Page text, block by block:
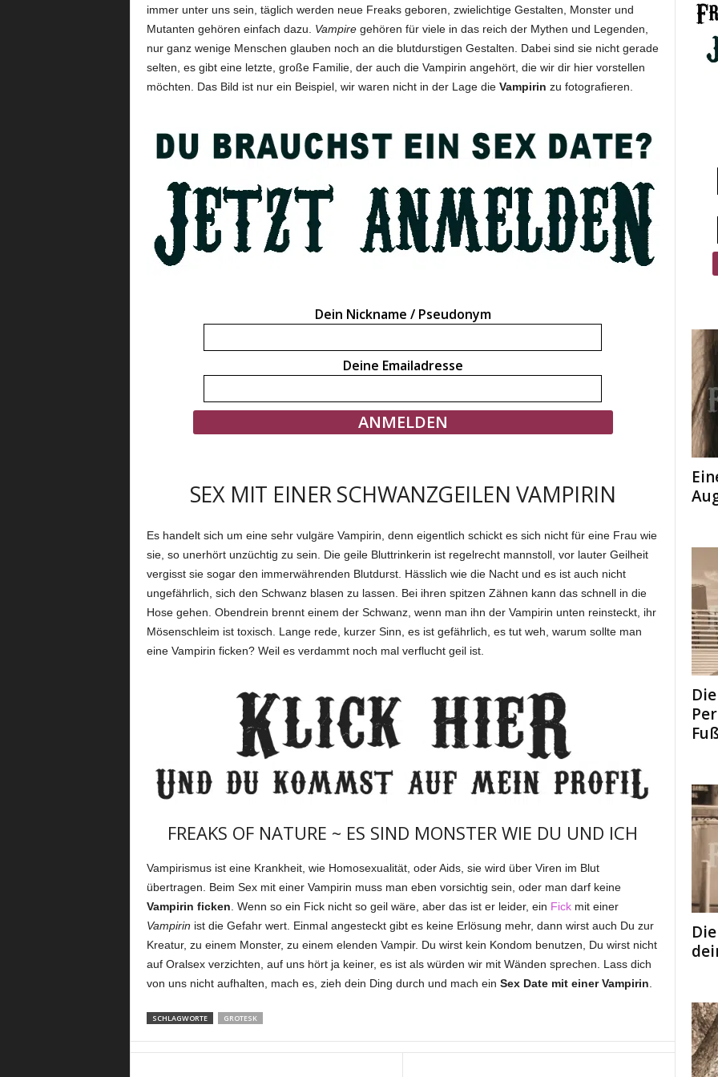
immer unter uns sein, täglich werden neue Freaks geboren, zwielichtige Gestalten, Monster und
Mutanten gehören einfach dazu. Vampiregehören für viele in das reich der Mythen und Legenden,
nur ganz wenige Menschen glauben noch an die blutdurstigen Gestalten. Dabei sind sie nicht gerade
selten, es gibt eine letzte, große Familie, der auch die Vampirin angehört, die wir dir hier vorstellen
möchten. Das Bild ist nur ein Beispiel, wir waren nicht in der Lage die Vampirin zu fotografieren.
Dein Nickname / Pseudonym
Deine Emailadresse
SEX MIT EINER SCHWANZGEILEN VAMPIRIN
Es handelt sich um eine sehr vulgäre Vampirin, denn eigentlich schickt es sich nicht für eine Frau wie
sie, so unerhört unzüchtig zu sein. Die geile Bluttrinkerin ist regelrecht mannstoll, vor lauter Geilheit
vergisst sie sogar den immerwährenden Blutdurst. Hässlich wie die Nacht und es ist auch nicht
ungefährlich, sich den Schwanz blasen zu lassen. Bei ihren spitzen Zähnen kann das schnell in die
Hose gehen. Obendrein brennt einem der Schwanz, wenn man ihn der Vampirin unten reinsteckt, ihr
Mösenschleim ist toxisch. Lange rede, kurzer Sinn, es ist gefährlich, es tut weh, warum sollte man
eine Vampirin ficken? Weil es verdammt noch mal verflucht geil ist.
FREAKS OF NATURE ~ ES SIND MONSTER WIE DU UND ICH
Vampirismus ist eine Krankheit, wie Homosexualität, oder Aids, sie wird über Viren im Blut
übertragen. Beim Sex mit einer Vampirin muss man eben vorsichtig sein, oder man darf keine
Vampirin ficken . Wenn so ein Fick nicht so geil wäre, aber das ist er leider, ein Fickmit einer
Vampirin ist die Gefahr wert. Einmal angesteckt gibt es keine Erlösung mehr, dann wirst auch Du zur
Kreatur, zu einem Monster, zu einem elenden Vampir. Du wirst kein Kondom benutzen, Du wirst nicht
auf Oralsex verzichten, auf uns hört ja keiner, es ist als würden wir mit Wänden sprechen. Lass dich
von uns nicht aufhalten, mach es, zieh dein Ding durch und mach ein Sex Date mit einer Vampirin
SCHLAGWORTE GROTESK